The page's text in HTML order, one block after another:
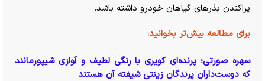
پراکندن بذر‌های گیاهان خودرو داشته باشد.
برای مطالعه بیش‌تر بخوانید:
سهره صورتی؛ پرنده‌ای کویری با رنگی لطیف و آوازی شیپورمانند
که دوست‌داران پرندگان زینتی شیفته آن هستند